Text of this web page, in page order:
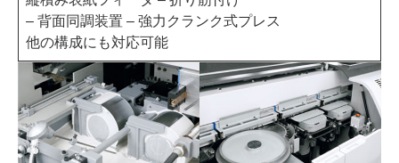
– 背面同調装置 – 強力クランク式プレス
他の構成にも対応可能